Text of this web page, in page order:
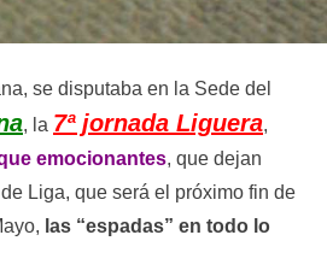
se disputaba en la Sede del
, la 7ª jornada Liguera,
emocionantes, que dejan
Liga, que será el próximo fin de
las “espadas” en todo lo